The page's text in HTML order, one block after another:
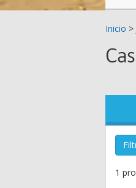
Inicio >
1